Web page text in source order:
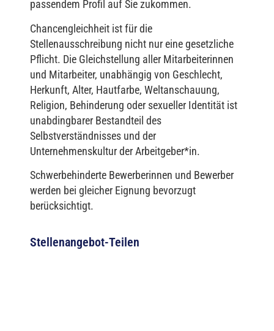
passendem Profil auf Sie zukommen.
Chancengleichheit ist für die
Stellenausschreibung nicht nur eine gesetzliche
Pflicht. Die Gleichstellung aller Mitarbeiterinnen
und Mitarbeiter, unabhängig von Geschlecht,
Herkunft, Alter, Hautfarbe, Weltanschauung,
Religion, Behinderung oder sexueller Identität ist
unabdingbarer Bestandteil des
Selbstverständnisses und der
Unternehmenskultur der Arbeitgeber*in.
Schwerbehinderte Bewerberinnen und Bewerber
werden bei gleicher Eignung bevorzugt
berücksichtigt.
Stellenangebot-Teilen